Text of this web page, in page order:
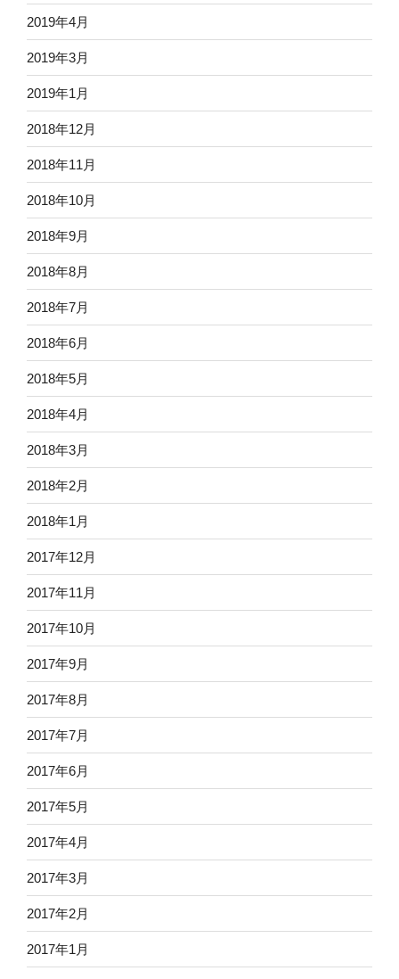
2019年4月
2019年3月
2019年1月
2018年12月
2018年11月
2018年10月
2018年9月
2018年8月
2018年7月
2018年6月
2018年5月
2018年4月
2018年3月
2018年2月
2018年1月
2017年12月
2017年11月
2017年10月
2017年9月
2017年8月
2017年7月
2017年6月
2017年5月
2017年4月
2017年3月
2017年2月
2017年1月